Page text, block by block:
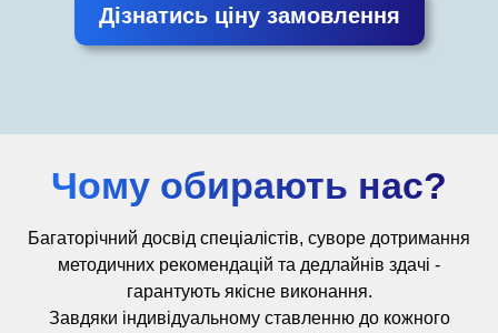
Дізнатись ціну замовлення
Чому обирають нас?
Багаторічний досвід спеціалістів, суворе дотримання
методичних рекомендацій та дедлайнів здачі -
гарантують якісне виконання.
Завдяки індивідуальному ставленню до кожного